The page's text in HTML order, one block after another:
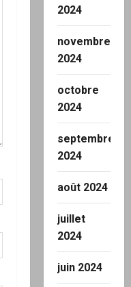
2024
novembre
2024
octobre
2024
septembre
2024
août 2024
juillet
2024
juin 2024